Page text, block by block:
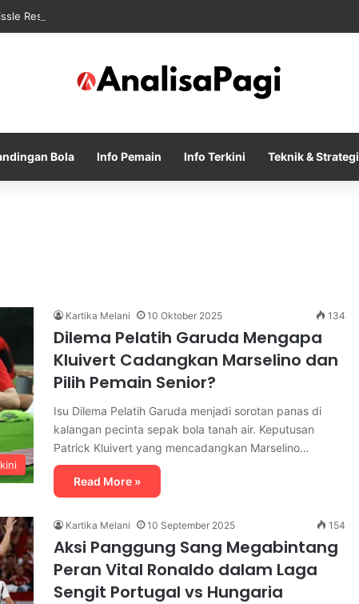
Resmi Memulai Era Baru sebagai Manajer Newcastle
Bola Info Pemain Info Terkini Teknik & Strategi
Kartika Melani 10 Oktober 2025 134
Dilema Pelatih Garuda Mengapa
Kluivert Cadangkan Marselino dan
Pilih Pemain Senior?
Isu Dilema Pelatih Garuda menjadi sorotan panas di
kalangan pecinta sepak bola tanah air. Keputusan
Patrick Kluivert yang mencadangkan Marselino…
Read More »
Kartika Melani 10 September 2025 154
Aksi Panggung Sang Megabintang
Peran Vital Ronaldo dalam Laga
Sengit Portugal vs Hungaria